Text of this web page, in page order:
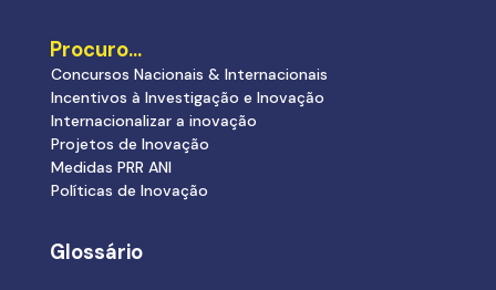
Procuro…
Concursos Nacionais & Internacionais
Incentivos à Investigação e Inovação
Internacionalizar a inovação
Projetos de Inovação
Medidas PRR ANI
Políticas de Inovação
Glossário